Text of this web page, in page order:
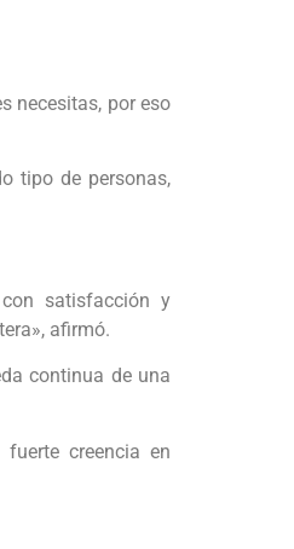
necesitas, por eso
tipo de personas,
satisfacción y
afirmó.
continua de una
creencia en